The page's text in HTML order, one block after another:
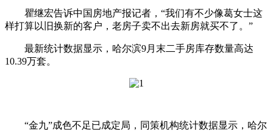
瞿继宏告诉中国房地产报记者，“我们有不少像葛女士这
样打算以旧换新的客户，老房子卖不出去新房就买不了。”
最新统计数据显示，哈尔滨9月末二手房库存数量高达
10.39万套。
“金九”成色不足已成定局，同策机构统计数据显示，哈尔